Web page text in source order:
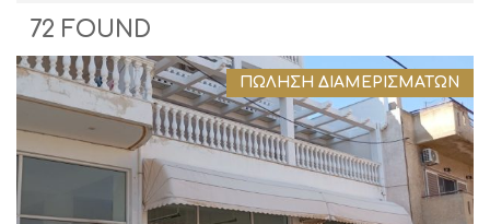
72 FOUND
ΠΏΛΗΣΗ ΔΙΑΜΕΡΙΣΜΆΤΩΝ